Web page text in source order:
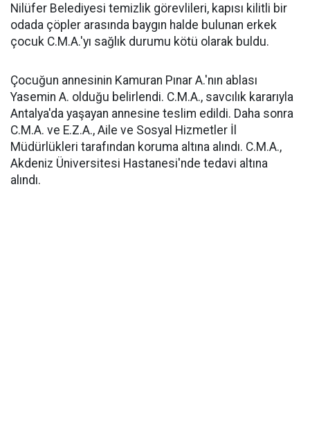
Nilüfer Belediyesi temizlik görevlileri, kapısı kilitli bir
odada çöpler arasında baygın halde bulunan erkek
çocuk C.M.A.'yı sağlık durumu kötü olarak buldu.
Çocuğun annesinin Kamuran Pınar A.'nın ablası
Yasemin A. olduğu belirlendi. C.M.A., savcılık kararıyla
Antalya'da yaşayan annesine teslim edildi. Daha sonra
C.M.A. ve E.Z.A., Aile ve Sosyal Hizmetler İl
Müdürlükleri tarafından koruma altına alındı. C.M.A.,
Akdeniz Üniversitesi Hastanesi'nde tedavi altına
alındı.